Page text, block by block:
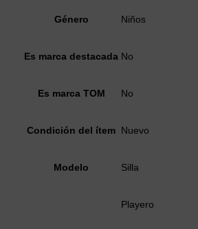
Género Niños
Es marca destacada No
Es marca TOM No
Condición del ítem Nuevo
Modelo Silla
Playero